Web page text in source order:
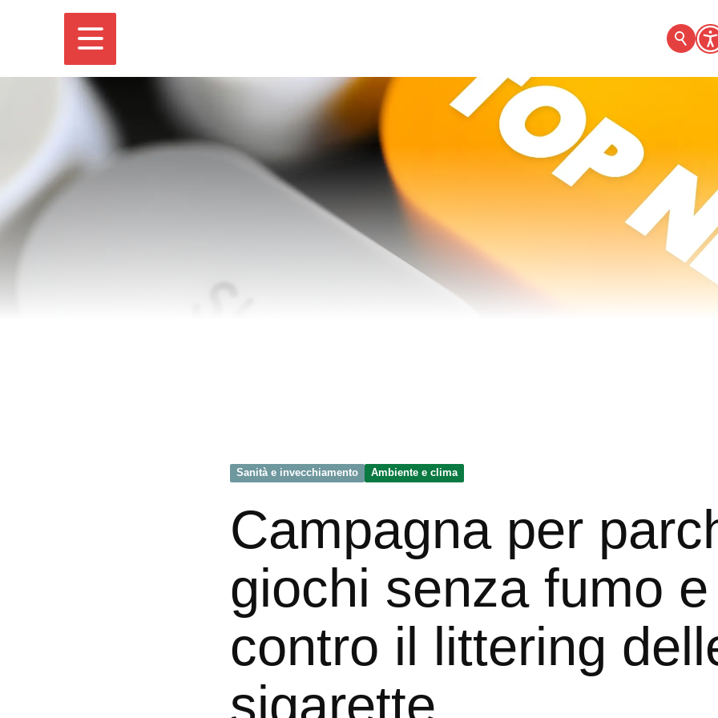
Sanità e invecchiamento Ambiente e clima
Campagna per
giochi senza fumo e
contro il littering
sigarette